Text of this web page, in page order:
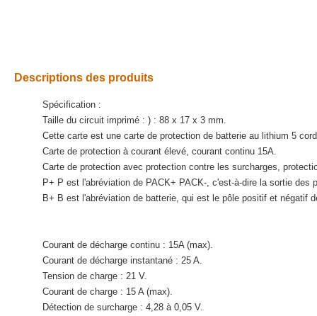
Descriptions des produits
Spécification :
Taille du circuit imprimé : ) : 88 x 17 x 3 mm.
Cette carte est une carte de protection de batterie au lithium 5
Carte de protection à courant élevé, courant continu 15A.
Carte de protection avec protection contre les surcharges,
P+ P est l'abréviation de PACK+ PACK-, c'est-à-dire la sortie des
B+ B est l'abréviation de batterie, qui est le pôle positif et négatif
Courant de décharge continu : 15A (max).
Courant de décharge instantané : 25 A.
Tension de charge : 21 V.
Courant de charge : 15 A (max).
Détection de surcharge : 4,28 à 0,05 V.